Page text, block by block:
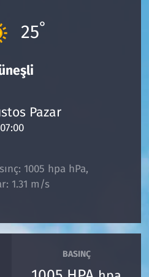
25°
Pazar
07:00
1005 hpa hPa,
1.31 m/s
BASINÇ